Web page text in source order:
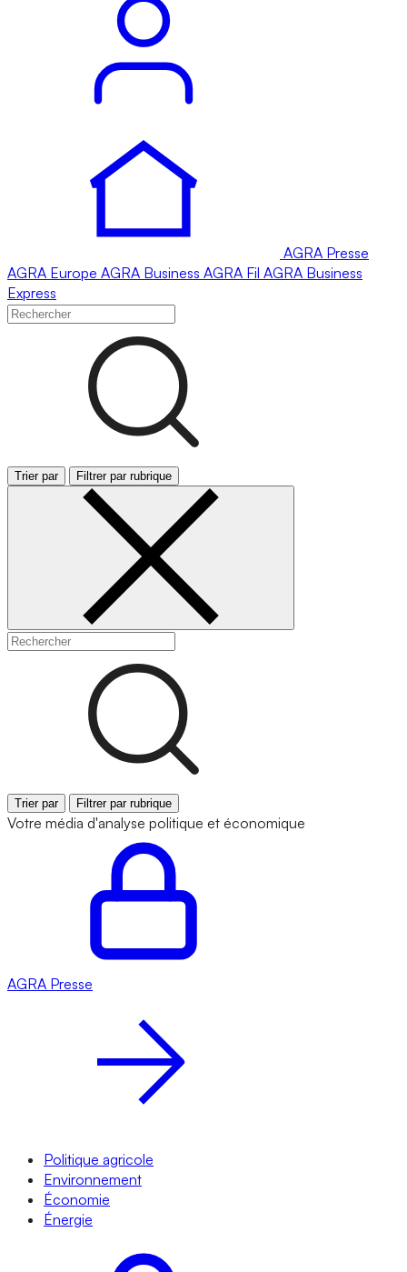
AGRA Presse
AGRA Europe AGRA Business AGRA Fil AGRA Business
Express
Trier par Filtrer par rubrique
Trier par Filtrer par rubrique
Votre média d'analyse politique et économique
AGRA Presse
Politique agricole
Environnement
Économie
Énergie